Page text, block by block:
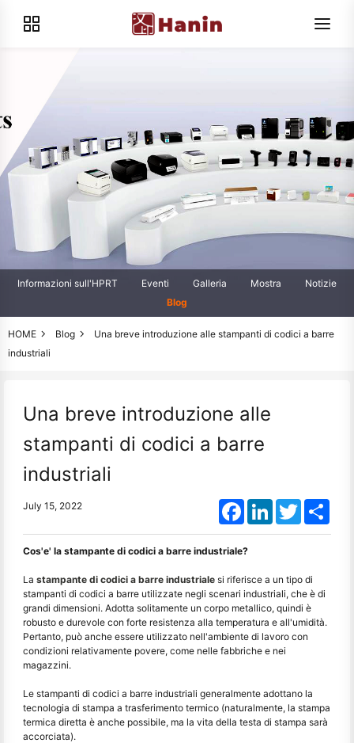
Informazioni sull'HPRT Eventi Galleria Mostra
Notizie
Blog
HOME Blog
Una breve introduzione alle stampanti di codici a barre
industriali
Una breve introduzione alle
stampanti di codici a barre
industriali
July 15, 2022 FacebookLinkedInTwitter
Cos'e' la stampante di codici a barre industriale?
La stampante di codici a barre industriale si riferisce a un tipo di
stampanti di codici a barre utilizzate negli scenari industriali, che è di
grandi dimensioni. Adotta solitamente un corpo metallico, quindi è
robusto e durevole con forte resistenza alla temperatura e all'umidità.
Pertanto, può anche essere utilizzato nell'ambiente di lavoro con
condizioni relativamente povere, come nelle fabbriche e nei
magazzini.
Le stampanti di codici a barre industriali generalmente adottano la
tecnologia di stampa a trasferimento termico (naturalmente, la stampa
termica diretta è anche possibile, ma la vita della testa di stampa sarà
accorciata).